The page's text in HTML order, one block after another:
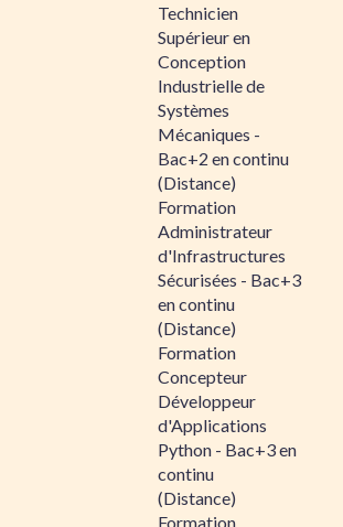
Technicien
Supérieur en
Conception
Industrielle de
Systèmes
Mécaniques -
Bac+2 en continu
(Distance)
Formation
Administrateur
d'Infrastructures
Sécurisées - Bac+3
en continu
(Distance)
Formation
Concepteur
Développeur
d'Applications
Python - Bac+3 en
continu
(Distance)
Formation